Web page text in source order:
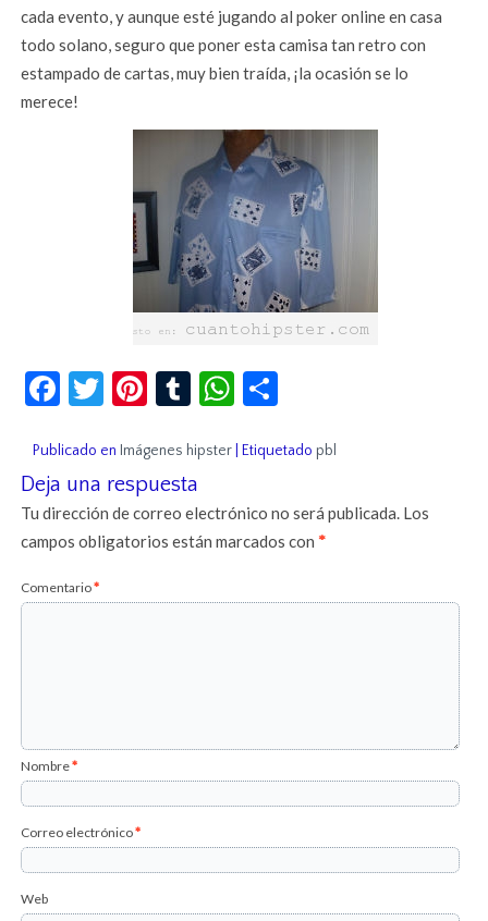
cada evento, y aunque esté jugando al poker online en casa
todo solano, seguro que poner esta camisa tan retro con
estampado de cartas, muy bien traída, ¡la ocasión se lo
merece!
Facebook
Twitter
Pinterest
TumblrWhatsApp
Publicado en Imágenes hipster |Etiquetado pbl
Deja una respuesta
Tu dirección de correo electrónico no será publicada. Los
campos obligatorios están marcados con*
Comentario*
Nombre*
Correo electrónico*
Web